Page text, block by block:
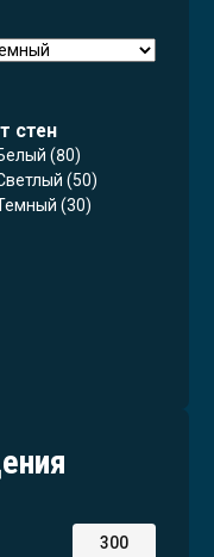
стен
(80)
(50)
(30)